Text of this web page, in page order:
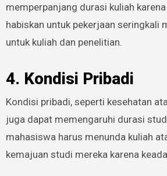
memperpanjang durasi kuliah
habiskan untuk pekerjaan seringkali
untuk kuliah dan penelitian.
4. Kondisi Pribadi
Kondisi pribadi, seperti kesehatan
juga dapat memengaruhi durasi
mahasiswa harus menunda kuliah
kemajuan studi mereka karena